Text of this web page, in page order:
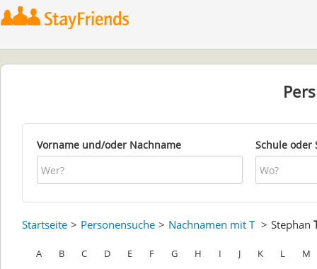
Vorname und/oder Nachname Schule oder
Startseite Personensuche Nachnamen mit T Stephan
A B C D E F G H I J K L M